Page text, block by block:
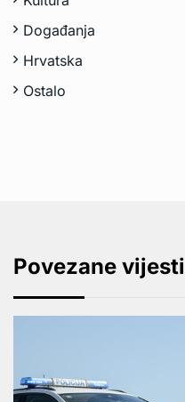
Događanja
Hrvatska
Ostalo
Povezane vijesti